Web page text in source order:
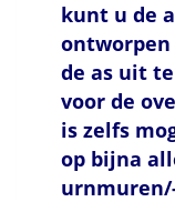
kunt u de
de as uit
voor de
is zelfs
op bijna